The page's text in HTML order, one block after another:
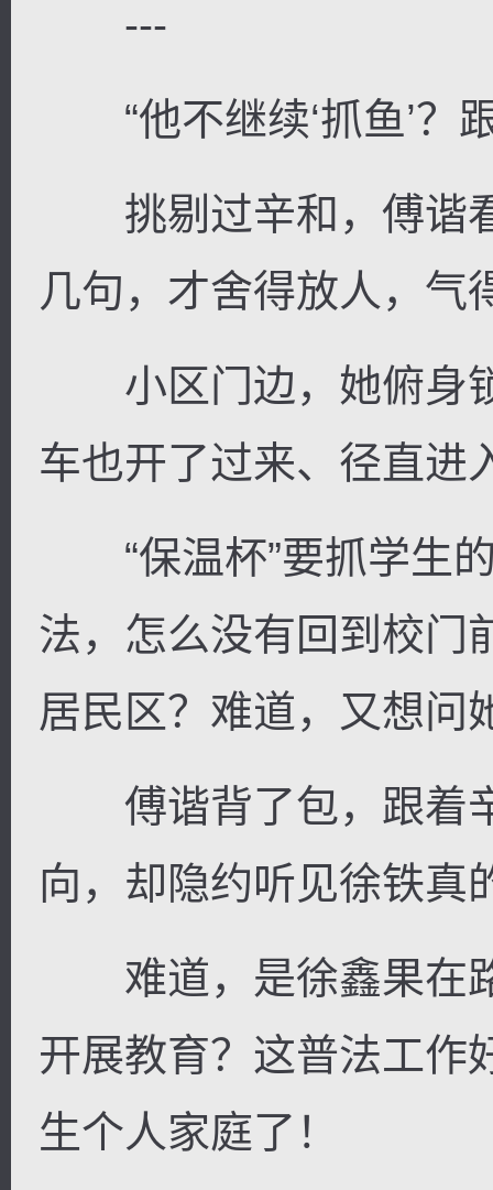
---
“他不继续‘抓鱼’？
挑剔过辛和，傅谐
几句，才舍得放人，气
小区门边，她俯身
车也开了过来、径直进
“保温杯”要抓学生的
法，怎么没有回到校门
居民区？难道，又想问
傅谐背了包，跟着
向，却隐约听见徐铁真
难道，是徐鑫果在
开展教育？这普法工作
生个人家庭了！